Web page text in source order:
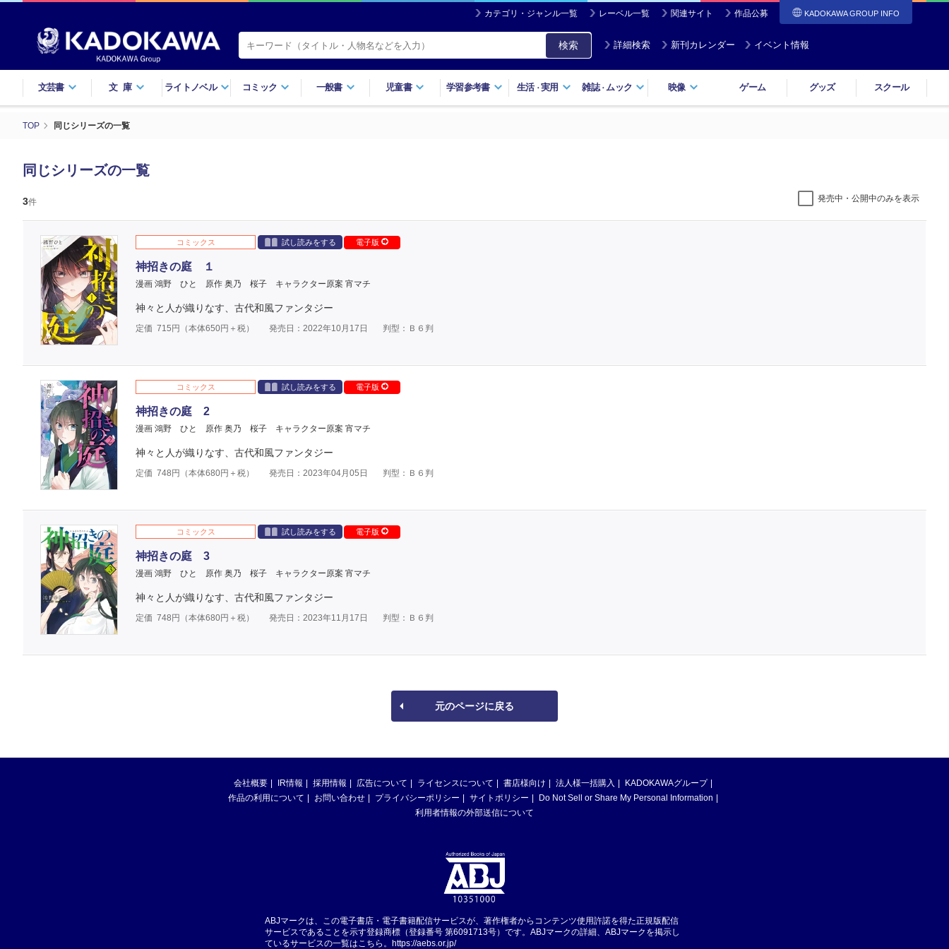
カテゴリ・ジャンル一覧 レーベル一覧 関連サイト 作品公募 KADOKAWA GROUP INFO
検索 詳細検索 新刊カレンダー イベント情報
文芸書 文庫 ライトノベル コミック 一般書 児童書 学習参考書 生活・実用 雑誌・ ムック 映像 ゲーム グッズ スクール
TOP 同じシリーズの一覧
同じシリーズの一覧
3件 発売中・公開中のみを表示
コミックス 試し読みをする 電子版
神招きの庭 １
漫画 鴻野 ひと 原作 奥乃 桜子 キャラクター原案 宵マチ
神々と人が織りなす、古代和風ファンタジー
定価 715 円（本体650円＋税） 発売日：2022年10月17日 判型：Ｂ６判
コミックス 試し読みをする 電子版
神招きの庭 2
漫画 鴻野 ひと 原作 奥乃 桜子 キャラクター原案 宵マチ
神々と人が織りなす、古代和風ファンタジー
定価 748 円（本体680円＋税） 発売日：2023年04月05日 判型：Ｂ６判
コミックス 試し読みをする 電子版
神招きの庭 3
漫画 鴻野 ひと 原作 奥乃 桜子 キャラクター原案 宵マチ
神々と人が織りなす、古代和風ファンタジー
定価 748 円（本体680円＋税） 発売日：2023年11月17日 判型：Ｂ６判
元のページに戻る
会社概要 IR情報 採用情報 広告について ライセンスについて 書店様向け 法人様一括購入
KADOKAWAグループ
作品の利用について
お問い合わせ プライバシーポリシー サイトポリシー
Do Not Sell or Share My Personal Information
利用者情報の外部送信について
ABJマークは、この電子書店・電子書籍配信サービスが、著作権者からコンテンツ使用許諾を得た正規版配信
サービスであることを示す登録商標（登録番号 第6091713号）です。ABJマークの詳細、ABJマークを掲示し
ているサービスの一覧はこちら。 https://aebs.or.jp/